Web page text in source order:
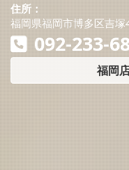
住所：
福岡県福岡市博多区吉
092-233-
福岡